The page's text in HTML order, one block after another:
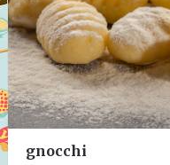
gnocchi